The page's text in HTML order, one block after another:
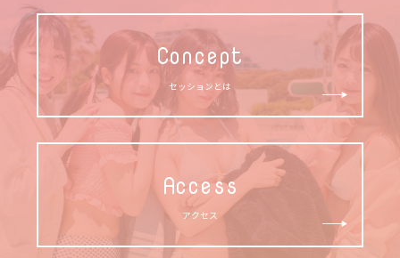
Concept
セッションとは
Access
アクセス